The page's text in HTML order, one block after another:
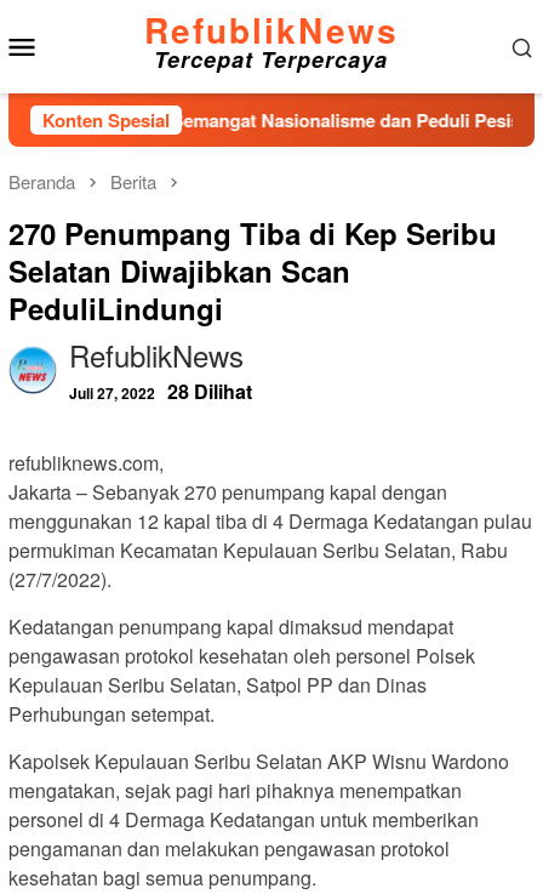
ke
konten
RefublikNews
Tercepat Terpercaya
Konten Spesial
Kobarkan Semangat Nasionalisme dan Peduli Pesisir di
Beranda Berita
270 Penumpang Tiba di Kep Seribu
Selatan Diwajibkan Scan
PeduliLindungi
RefublikNews
Juli 27, 2022 28 Dilihat
refubliknews.com,
Jakarta – Sebanyak 270 penumpang kapal dengan
menggunakan 12 kapal tiba di 4 Dermaga Kedatangan pulau
permukiman Kecamatan Kepulauan Seribu Selatan, Rabu
(27/7/2022).
Kedatangan penumpang kapal dimaksud mendapat
pengawasan protokol kesehatan oleh personel Polsek
Kepulauan Seribu Selatan, Satpol PP dan Dinas
Perhubungan setempat.
Kapolsek Kepulauan Seribu Selatan AKP Wisnu Wardono
mengatakan, sejak pagi hari pihaknya menempatkan
personel di 4 Dermaga Kedatangan untuk memberikan
pengamanan dan melakukan pengawasan protokol
kesehatan bagi semua penumpang.